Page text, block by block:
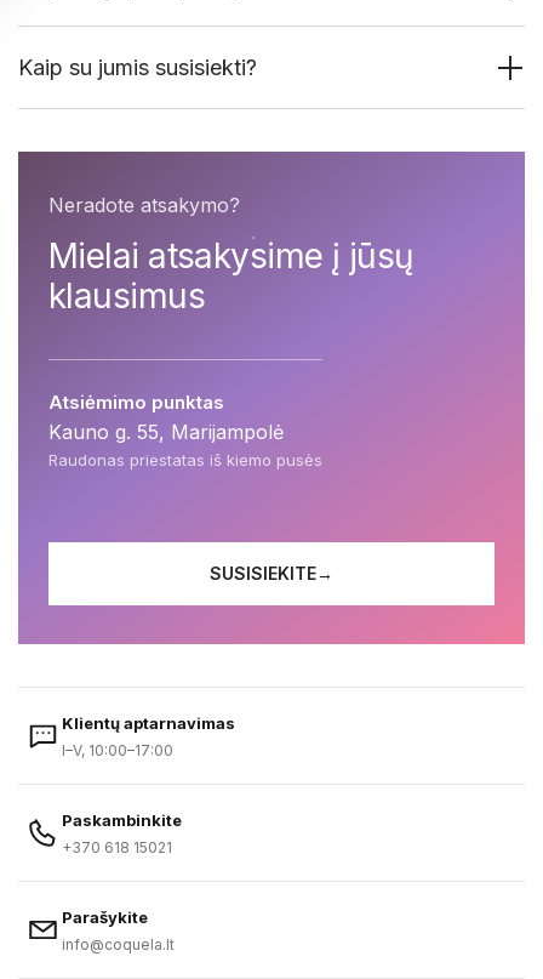
Kaip su jumis susisiekti?
Neradote atsakymo?
Mielai atsakysime į jūsų
klausimus
Atsiėmimo punktas
Kauno g. 55, Marijampolė
Raudonas priestatas iš kiemo pusės
SUSISIEKITE→
Klientų aptarnavimas
I–V, 10:00–17:00
Paskambinkite
+370 618 15021
Parašykite
info@coquela.lt